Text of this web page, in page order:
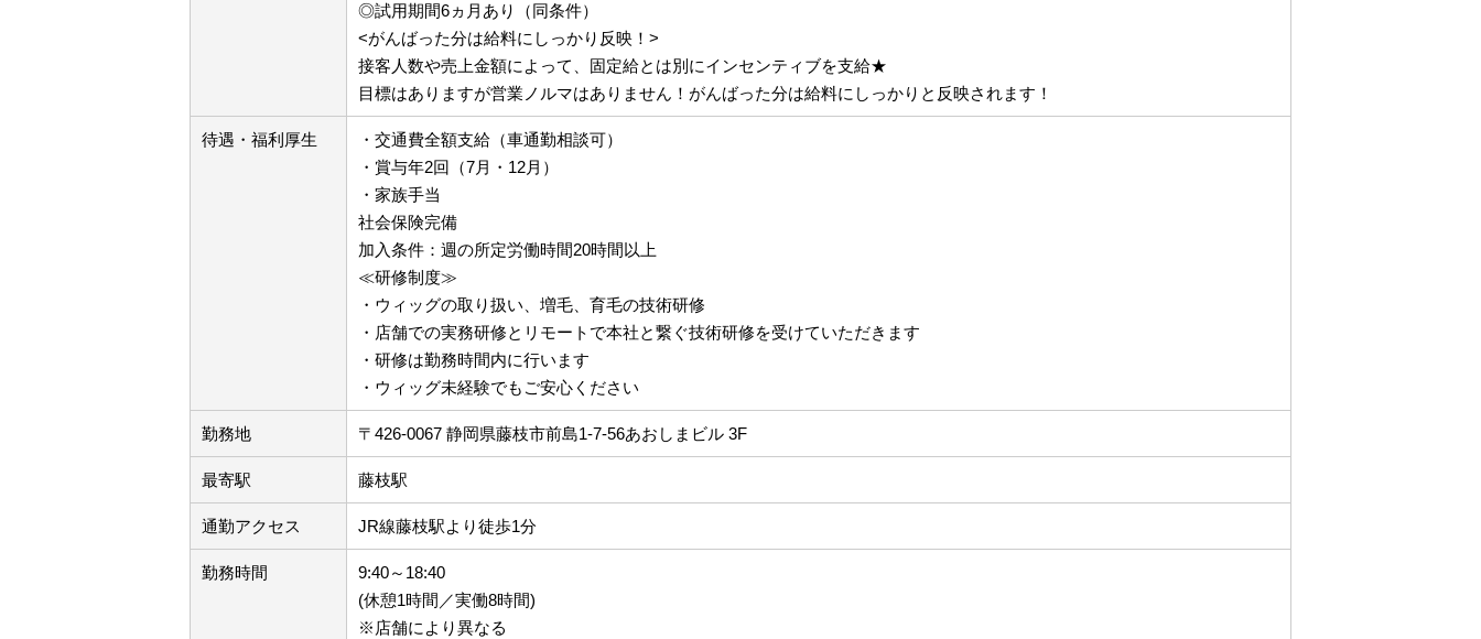
◎試用期間6ヵ月あり（同条件）
<がんばった分は給料にしっかり反映！>
接客人数や売上金額によって、固定給とは別にインセンティブを支給★
目標はありますが営業ノルマはありません！がんばった分は給料にしっかりと反映されます！
待遇・福利厚生
・交通費全額支給（車通勤相談可）
・賞与年2回（7月・12月）
・家族手当
社会保険完備
加入条件：週の所定労働時間20時間以上
≪研修制度≫
・ウィッグの取り扱い、増毛、育毛の技術研修
・店舗での実務研修とリモートで本社と繋ぐ技術研修を受けていただきます
・研修は勤務時間内に行います
・ウィッグ未経験でもご安心ください
勤務地 〒426-0067 静岡県藤枝市前島1-7-56あおしまビル 3F
最寄駅 藤枝駅
通勤アクセス JR線藤枝駅より徒歩1分
勤務時間
9:40～18:40
(休憩1時間／実働8時間)
※店舗により異なる